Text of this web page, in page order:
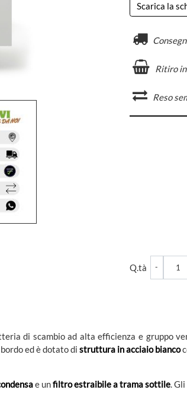
Scarica la
Ritiro
Reso
Q.tà
di scambio ad alta efficienza e gruppo
ed è dotato di struttura in acciaio bianco
e unfiltro estraibile a trama sottile.